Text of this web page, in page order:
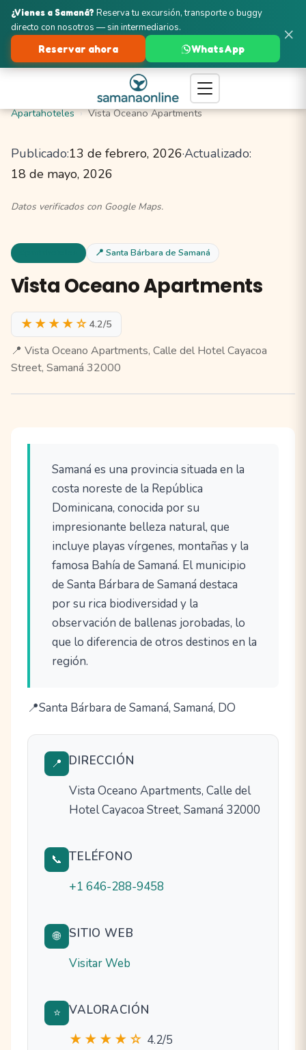
Turismo en Samaná
Santa Bárbara de Samaná
Apartahoteles
Vista Oceano Apartments
Publicado:13 de febrero, 2026·Actualizado:
18 de mayo, 2026
Datos verificados con Google Maps.
📍 Santa Bárbara de Samaná
Vista Oceano Apartments
★★★★☆ 4.2/5
📍 Vista Oceano Apartments, Calle del Hotel Cayacoa
Street, Samaná 32000
Samaná es una provincia situada en la
costa noreste de la República
Dominicana, conocida por su
impresionante belleza natural, que
incluye playas vírgenes, montañas y la
famosa Bahía de Samaná. El municipio
de Santa Bárbara de Samaná destaca
por su rica biodiversidad y la
observación de ballenas jorobadas, lo
que lo diferencia de otros destinos en la
región.
Santa Bárbara de Samaná, Samaná, DO
📍 DIRECCIÓN
Vista Oceano Apartments, Calle del
Hotel Cayacoa Street, Samaná 32000
📞 TELÉFONO
+1 646-288-9458
🌐
SITIO WEB
Visitar Web
⭐ VALORACIÓN
★★★★☆ 4.2/5
×
¿Vienes a Samaná? Reserva tu excursión, transporte o buggy
directo con nosotros — sin intermediarios.
Reservar ahora WhatsApp